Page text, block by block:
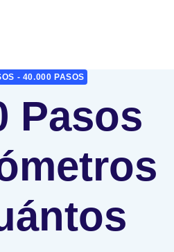
- 40.000 PASOS
Pasos